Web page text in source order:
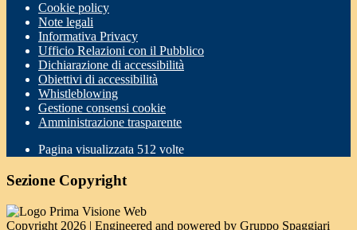
Cookie policy
Note legali
Informativa Privacy
Ufficio Relazioni con il Pubblico
Dichiarazione di accessibilità
Obiettivi di accessibilità
Whistleblowing
Gestione consensi cookie
Amministrazione trasparente
Pagina visualizzata 512 volte
Sezione Copyright
Copyright 2026 | Engineered and powered by Gruppo Spaggiari